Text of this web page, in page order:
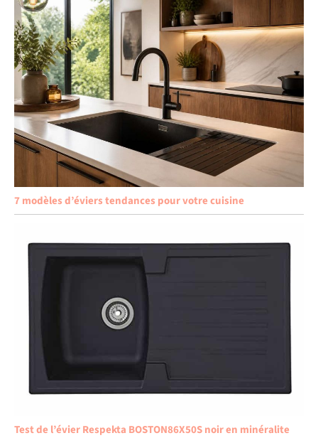
7 modèles d’éviers tendances pour votre cuisine
Test de l’évier Respekta BOSTON86X50S noir en minéralite